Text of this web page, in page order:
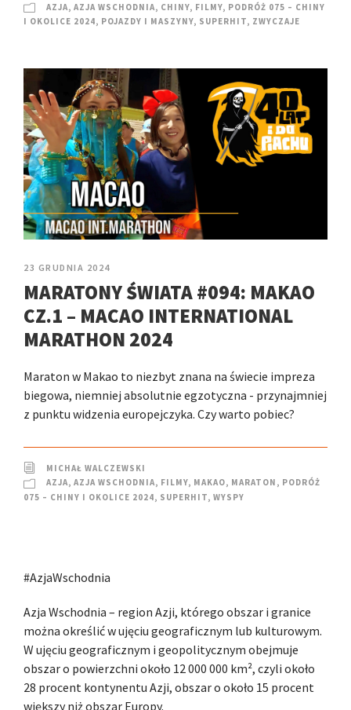
AZJA, AZJA WSCHODNIA, CHINY, FILMY, PODRÓŻ 075 – CHINY
I OKOLICE 2024, POJAZDY I MASZYNY, SUPERHIT, ZWYCZAJE
23 GRUDNIA 2024
MARATONY ŚWIATA #094: MAKAO
CZ.1 – MACAO INTERNATIONAL
MARATHON 2024
Maraton w Makao to niezbyt znana na świecie impreza
biegowa, niemniej absolutnie egzotyczna - przynajmniej
z punktu widzenia europejczyka. Czy warto pobiec?
MICHAŁ WALCZEWSKI
AZJA, AZJA WSCHODNIA, FILMY, MAKAO, MARATON , PODRÓŻ
075 – CHINY I OKOLICE 2024, SUPERHIT, WYSPY
#AzjaWschodnia
Azja Wschodnia – region Azji, którego obszar i granice
można określić w ujęciu geograficznym lub kulturowym.
W ujęciu geograficznym i geopolitycznym obejmuje
obszar o powierzchni około 12 000 000 km², czyli około
28 procent kontynentu Azji, obszar o około 15 procent
większy niż obszar Europy.